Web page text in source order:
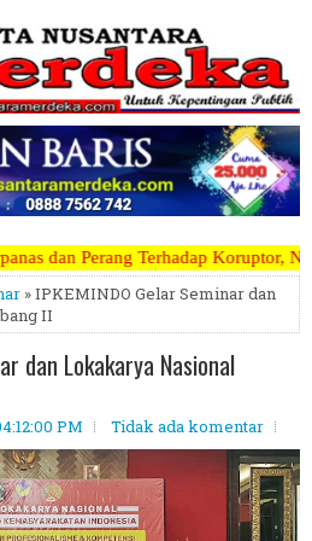
Narkoba, Teroris Musuh
» IPKEMINDO Gelar Seminar dan
II
dan Lokakarya Nasional
PM Tidak ada komentar